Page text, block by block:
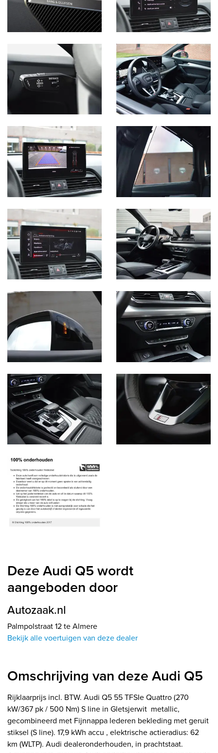
Deze Audi Q5 wordt
aangeboden door
Autozaak.nl
Palmpolstraat 12 te Almere
Bekijk alle voertuigen van deze dealer
Omschrijving van deze Audi Q5
Rijklaarprijs incl. BTW. Audi Q5 55 TFSIe Quattro (270
kW/367 pk / 500 Nm) S line in Gletsjerwit metallic,
gecombineerd met Fijnnappa lederen bekleding met geruit
stiksel (S line). 17,9 kWh accu , elektrische actieradius: 62
km (WLTP). Audi dealeronderhouden, in prachtstaat.